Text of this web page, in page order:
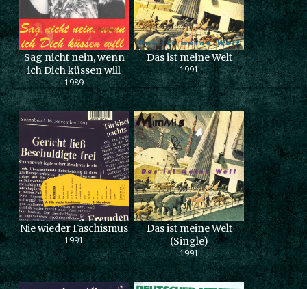
Sag nicht nein, wenn
ich Dich küssen will
1989
Das ist meine Welt
1991
Nie wieder Faschismus
1991
Das ist meine Welt
(Single)
1991